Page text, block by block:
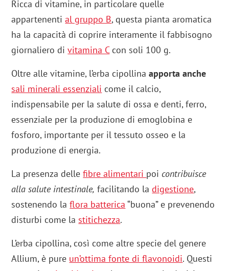
Ricca di vitamine, in particolare quelle
appartenential gruppo B, questa pianta aromatica
ha la capacità di coprire interamente il fabbisogno
giornaliero divitamina Ccon soli 100 g.
Oltre alle vitamine, l’erba cipollinaapporta anche
sali minerali essenziali come il calcio,
indispensabile per la salute di ossa e denti, ferro,
essenziale per la produzione di emoglobina e
fosforo, importante per il tessuto osseo e la
produzione di energia.
La presenza dellefibre alimentari poi contribuisce
alla salute intestinale, facilitando ladigestione,
sostenendo laflora batterica “buona” e prevenendo
disturbi come la stitichezza.
L’erba cipollina, così come altre specie del genere
Allium, è pure un’ottima fonte di flavonoidi. Questi